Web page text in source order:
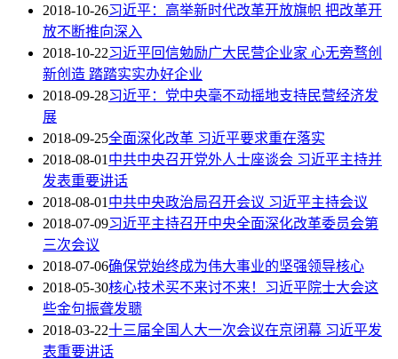
2018-10-26习近平：高举新时代改革开放旗帜 把改革开
放不断推向深入
2018-10-22习近平回信勉励广大民营企业家 心无旁骛创
新创造 踏踏实实办好企业
2018-09-28习近平：党中央毫不动摇地支持民营经济发
展
2018-09-25全面深化改革 习近平要求重在落实
2018-08-01中共中央召开党外人士座谈会 习近平主持并
发表重要讲话
2018-08-01中共中央政治局召开会议 习近平主持会议
2018-07-09习近平主持召开中央全面深化改革委员会第
三次会议
2018-07-06确保党始终成为伟大事业的坚强领导核心
2018-05-30核心技术买不来讨不来！习近平院士大会这
些金句振聋发聩
2018-03-22十三届全国人大一次会议在京闭幕 习近平发
表重要讲话